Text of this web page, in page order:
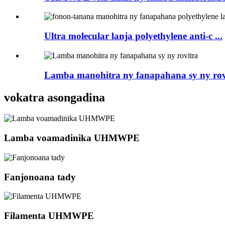
Ultra molecular lanja polyethylene anti-c ...
Lamba manohitra ny fanapahana sy ny
vokatra asongadina
Lamba voamadinika UHMWPE
Fanjonoana tady
Filamenta UHMWPE